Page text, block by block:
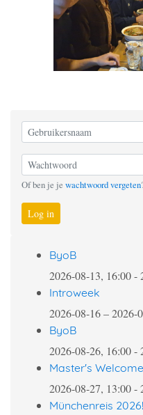
Of ben je je wachtwoord vergeten
Log in
ByoB
2026-08-13, 16:00-
Introweek
2026-08-16–2026-
ByoB
2026-08-26, 16:00-
Master's
2026-08-27, 13:00-
Münchenreis 2026!